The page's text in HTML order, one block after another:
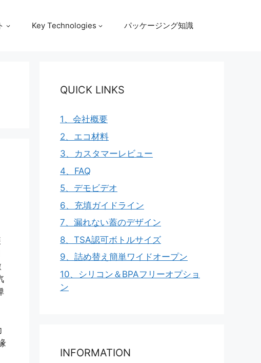
Key Technologies パッケージング知識
QUICK LINKS
1、会社概要
2、エコ材料
3、カスタマーレビュー
4、FAQ
5、デモビデオ
6、充填ガイドライン
7、漏れない蓋のデザイン
8、TSA認可ボトルサイズ
9、詰め替え簡単ワイドオープン
10、シリコン＆BPAフリーオプショ
ン
INFORMATION